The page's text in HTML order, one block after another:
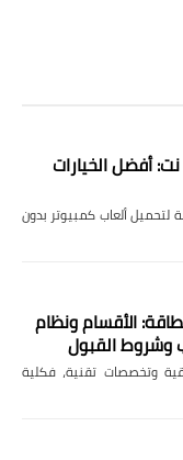
أفضل الخيارات
ألعاب كمبيوتر بدون
الأقسام ونظام
وشروط القبول
وتخصصات تقنية، فكلية